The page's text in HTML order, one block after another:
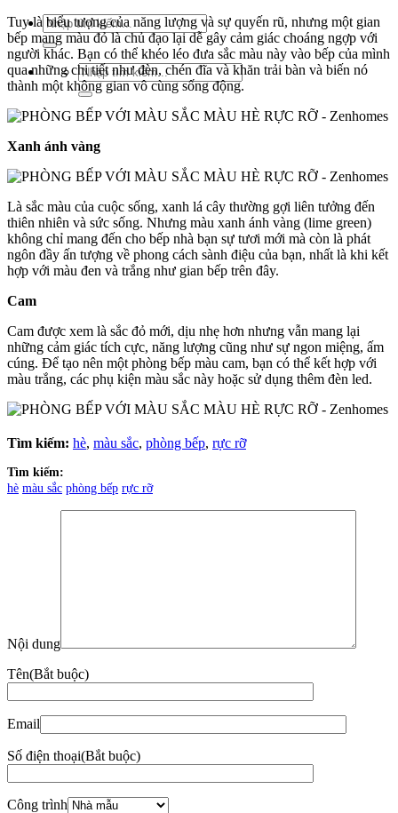
Tìm
kiếm:
Tìm
kiếm:
Tuy là biểu tượng của năng lượng và sự quyến rũ, nhưng một gian
bếp mang màu đỏ là chủ đạo lại dễ gây cảm giác choáng ngợp với
người khác. Bạn có thể khéo léo đưa sắc màu này vào bếp của mình
qua những chi tiết như đèn, chén đĩa và khăn trải bàn và biến nó
thành một không gian vô cùng sống động.
Xanh ánh vàng
Là sắc màu của cuộc sống, xanh lá cây thường gợi liên tưởng đến
thiên nhiên và sức sống. Nhưng màu xanh ánh vàng (lime green)
không chỉ mang đến cho bếp nhà bạn sự tươi mới mà còn là phát
ngôn đầy ấn tượng về phong cách sành điệu của bạn, nhất là khi kết
hợp với màu đen và trắng như gian bếp trên đây.
Cam
Cam được xem là sắc đỏ mới, dịu nhẹ hơn nhưng vẫn mang lại
những cảm giác tích cực, năng lượng cũng như sự ngon miệng, ấm
cúng. Để tạo nên một phòng bếp màu cam, bạn có thể kết hợp với
màu trắng, các phụ kiện màu sắc này hoặc sử dụng thêm đèn led.
Tìm kiếm: hè, màu sắc, phòng bếp, rực rỡ
Tìm kiếm:
hè màu sắc phòng bếp rực rỡ
Nội dung
Tên(Bắt buộc)
Email
Số điện thoại(Bắt buộc)
Công trình